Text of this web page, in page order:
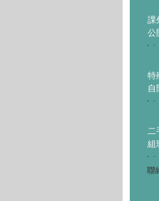
課
公
特
自
二
組
聯